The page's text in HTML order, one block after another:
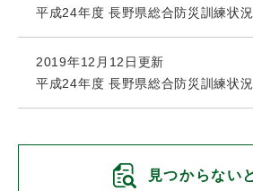
平成24年度 長野県総合防災訓練状
2019年12月12日更新
平成24年度 長野県総合防災訓練状況
見つからない